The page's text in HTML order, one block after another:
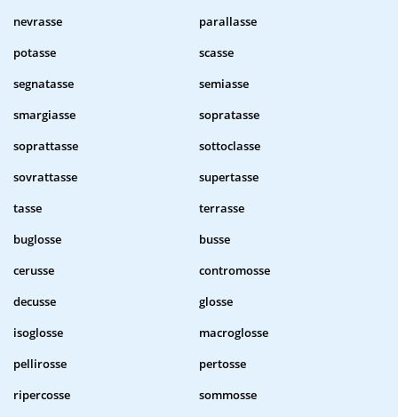
nevrasse
parallasse
potasse
scasse
segnatasse
semiasse
smargiasse
sopratasse
soprattasse
sottoclasse
sovrattasse
supertasse
tasse
terrasse
buglosse
busse
cerusse
contromosse
decusse
glosse
isoglosse
macroglosse
pellirosse
pertosse
ripercosse
sommosse